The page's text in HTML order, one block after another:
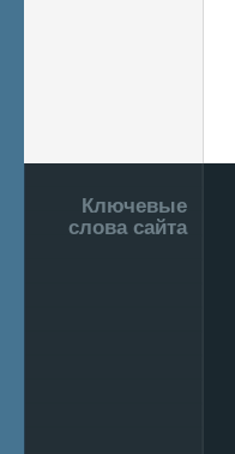
Подвал
Ключевые
слова сайта